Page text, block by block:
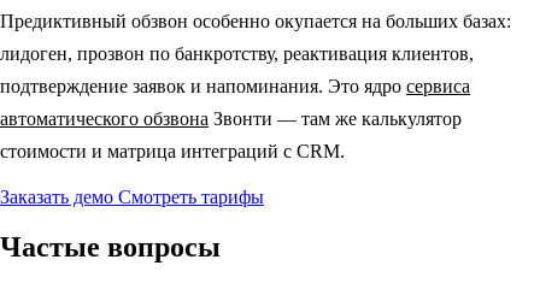
Предиктивный обзвон особенно окупается на больших базах:
лидоген, прозвон по банкротству, реактивация клиентов,
подтверждение заявок и напоминания. Это ядро сервиса
автоматического обзвона Звонти — там же калькулятор
стоимости и матрица интеграций с CRM.
Заказать демо Смотреть тарифы
Частые вопросы